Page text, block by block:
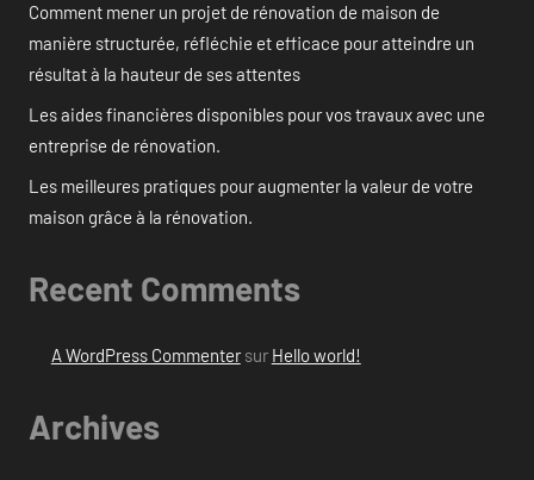
Comment mener un projet de rénovation de maison de
manière structurée, réfléchie et efficace pour atteindre un
résultat à la hauteur de ses attentes
Les aides financières disponibles pour vos travaux avec une
entreprise de rénovation.
Les meilleures pratiques pour augmenter la valeur de votre
maison grâce à la rénovation.
Recent Comments
A WordPress Commentersur Hello world!
Archives